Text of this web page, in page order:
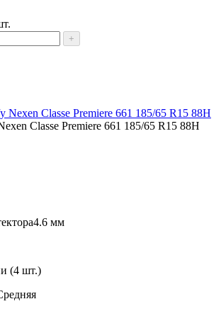
+
Classe Premiere 661 185/65 R15 88H
4.6 мм
(4 шт.)